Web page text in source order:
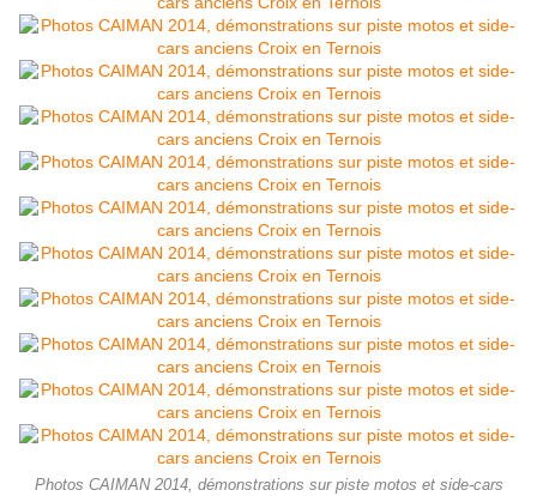
Photos CAIMAN 2014, démonstrations sur piste motos et side-cars